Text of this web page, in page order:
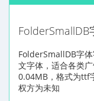
FolderSmallDB
FolderSmallDB字
文字体，适合各类
0.04MB，格式为ttf
权方为未知